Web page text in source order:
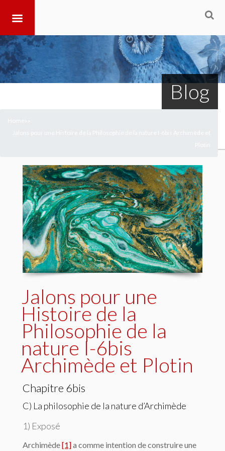
Blog
Jalons pour une
Histoire de la
Philosophie de la
nature I-6bis
Archimède et Plotin
Chapitre 6bis
C) La philosophie de la nature d’Archimède
1) Exposé
Archimède[1]a comme intention de construire une